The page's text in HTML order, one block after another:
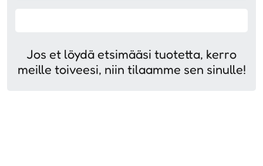
Jos et löydä etsimääsi tuotetta, kerro
meille toiveesi, niin tilaamme sen sinulle!